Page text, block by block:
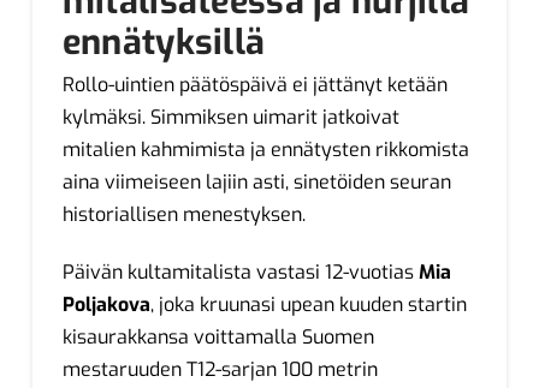
ennätyksillä
Rollo-uintien päätöspäivä ei jättänyt ketään
kylmäksi. Simmiksen uimarit jatkoivat
mitalien kahmimista ja ennätysten rikkomista
aina viimeiseen lajiin asti, sinetöiden seuran
historiallisen menestyksen.
Päivän kultamitalista vastasi 12-vuotiasMia
Poljakova, joka kruunasi upean kuuden startin
kisaurakkansa voittamalla Suomen
mestaruuden T12-sarjan 100 metrin